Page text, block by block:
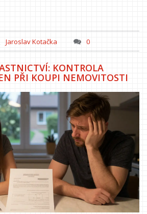
Jaroslav Kotačka 0
KONTROLA
PŘI KOUPI NEMOVITOSTI